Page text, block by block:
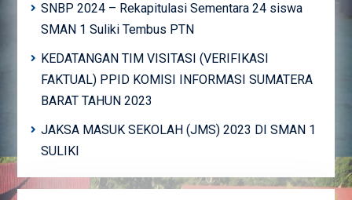
SNBP 2024 – Rekapitulasi Sementara 24 siswa
SMAN 1 Suliki Tembus PTN
KEDATANGAN TIM VISITASI (VERIFIKASI
FAKTUAL) PPID KOMISI INFORMASI SUMATERA
BARAT TAHUN 2023
JAKSA MASUK SEKOLAH (JMS) 2023 DI SMAN 1
SULIKI